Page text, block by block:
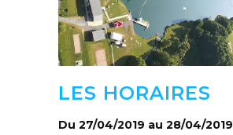
LES HORAIRES
Du 27/04/2019 au 28/04/2019